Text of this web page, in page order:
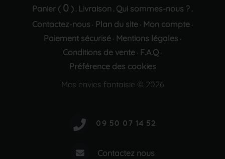
Panier ( 0 ) . Livraison . Qui sommes-nous ? .
Contactez-nous · Plan du site· Mon compte·
Paiement sécurisé· Mentions légales ·
Conditions de vente · F.A.Q ·
Préférence des cookies
Mes envies fantaisie © 2026
Contactez nous